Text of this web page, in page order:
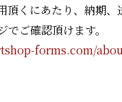
頂くにあたり、納期
でご確認頂けます。
forms.com/